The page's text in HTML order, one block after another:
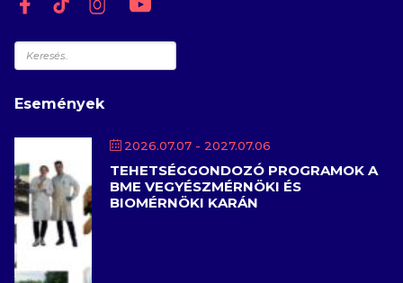
Keresés
Események
2026.07.07 - 2027.07.06
TEHETSÉGGONDOZÓ PROGRAMOK A
BME VEGYÉSZMÉRNÖKI ÉS
BIOMÉRNÖKI KARÁN